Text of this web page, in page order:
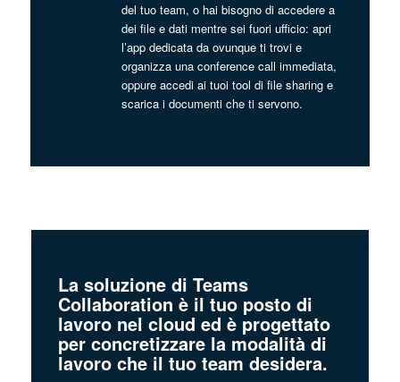
del tuo team, o hai bisogno di accedere a
dei file e dati mentre sei fuori ufficio: apri
l’app dedicata da ovunque ti trovi e
organizza una conference call immediata,
oppure accedi ai tuoi tool di file sharing e
scarica i documenti che ti servono.
La soluzione di Teams
Collaboration è il tuo posto di
lavoro nel cloud ed è progettato
per concretizzare la modalità di
lavoro che il tuo team desidera.